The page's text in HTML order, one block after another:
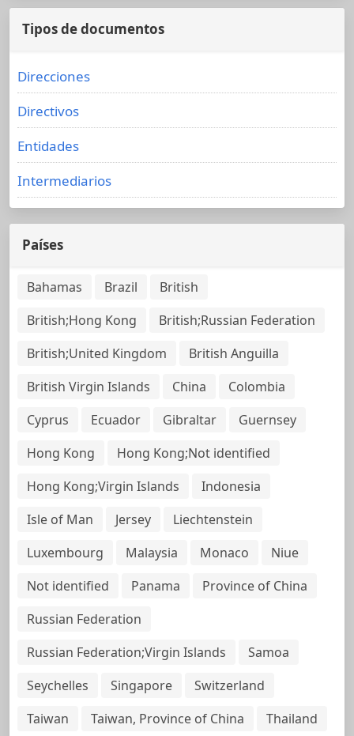
Tipos de documentos
Direcciones
Directivos
Entidades
Intermediarios
Países
Bahamas Brazil
British
British;Hong Kong
British;Russian Federation
British;United Kingdom
British Anguilla
British Virgin Islands
China
Colombia
Cyprus
Ecuador Gibraltar
Guernsey
Hong Kong
Hong Kong;Not identified
Hong Kong;Virgin Islands
Indonesia
Isle of Man
Jersey
Liechtenstein
Luxembourg
Malaysia Monaco
Niue
Not identified
Panama
Province of China
Russian Federation
Russian Federation;Virgin Islands
Samoa
Seychelles
Singapore
Switzerland
Taiwan
Taiwan, Province of China Thailand